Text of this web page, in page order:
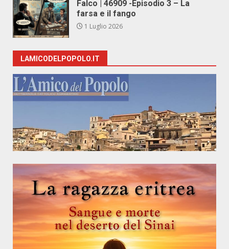
Falco | 46909 -Episodio 3 – La
farsa e il fango
1 Luglio 2026
LAMICODELPOPOLO.IT